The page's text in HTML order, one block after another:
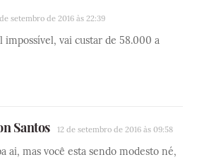
de setembro de 2016 às 22:39
impossível, vai custar de 58.000 a
Santos 12 de setembro de 2016 às 09:58
ai, mas você esta sendo modesto né,